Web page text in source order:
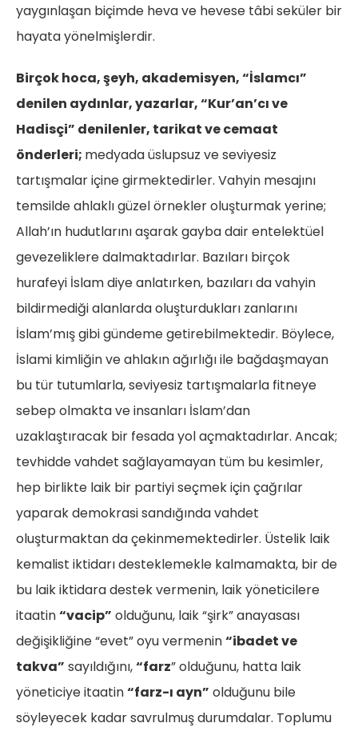
yaygınlaşan biçimde heva ve hevese tâbi seküler bir
hayata yönelmişlerdir.
Birçok hoca, şeyh, akademisyen, “İslamcı”
denilen aydınlar, yazarlar, “Kur’an’cı ve
Hadisçi” denilenler, tarikat ve cemaat
önderleri; medyada üslupsuz ve seviyesiz
tartışmalar içine girmektedirler. Vahyin mesajını
temsilde ahlaklı güzel örnekler oluşturmak yerine;
Allah’ın hudutlarını aşarak gayba dair entelektüel
gevezeliklere dalmaktadırlar. Bazıları birçok
hurafeyi İslam diye anlatırken, bazıları da vahyin
bildirmediği alanlarda oluşturdukları zanlarını
İslam’mış gibi gündeme getirebilmektedir. Böylece,
İslami kimliğin ve ahlakın ağırlığı ile bağdaşmayan
bu tür tutumlarla, seviyesiz tartışmalarla fitneye
sebep olmakta ve insanları İslam’dan
uzaklaştıracak bir fesada yol açmaktadırlar. Ancak;
tevhidde vahdet sağlayamayan tüm bu kesimler,
hep birlikte laik bir partiyi seçmek için çağrılar
yaparak demokrasi sandığında vahdet
oluşturmaktan da çekinmemektedirler. Üstelik laik
kemalist iktidarı desteklemekle kalmamakta, bir de
bu laik iktidara destek vermenin, laik yöneticilere
itaatin“vacip” olduğunu, laik “şirk” anayasası
değişikliğine “evet” oyu vermenin“ibadet ve
takva” sayıldığını,“farz” olduğunu, hatta laik
yöneticiye itaatin“farz-ı ayn” olduğunu bile
söyleyecek kadar savrulmuş durumdalar. Toplumu